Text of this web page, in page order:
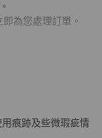
為您處理訂單。
痕跡及些微瑕疵情